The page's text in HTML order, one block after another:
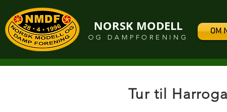
NORSK MODELL
OG DAMPFORENING
OM
Tur til